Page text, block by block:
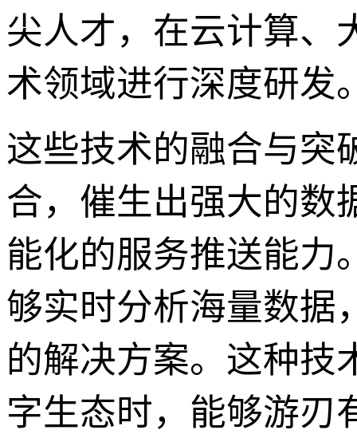
尖人才，在云计算、
术领域进行深度研发
这些技术的融合与突
合，催生出强大的数
能化的服务推送能力
够实时分析海量数据
的解决方案。这种技
字生态时，能够游刃